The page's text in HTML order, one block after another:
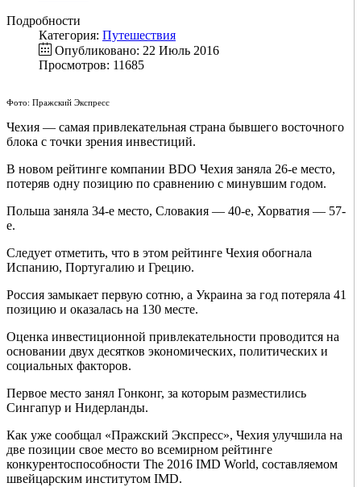
Подробности
Категория: Путешествия
Опубликовано: 22 Июль 2016
Просмотров: 11685
Фото: Пражский Экспресс
Чехия — самая привлекательная страна бывшего восточного
блока с точки зрения инвестиций.
В новом рейтинге компании BDO Чехия заняла 26-е место,
потеряв одну позицию по сравнению с минувшим годом.
Польша заняла 34-е место, Словакия — 40-е, Хорватия — 57-
е.
Следует отметить, что в этом рейтинге Чехия обогнала
Испанию, Португалию и Грецию.
Россия замыкает первую сотню, а Украина за год потеряла 41
позицию и оказалась на 130 месте.
Оценка инвестиционной привлекательности проводится на
основании двух десятков экономических, политических и
социальных факторов.
Первое место занял Гонконг, за которым разместились
Сингапур и Нидерланды.
Как уже сообщал «Пражский Экспресс», Чехия улучшила на
две позиции свое место во всемирном рейтинге
конкурентоспособности The 2016 IMD World, составляемом
швейцарским институтом IMD.